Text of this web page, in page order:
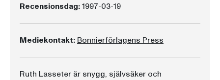
Recensionsdag:1997-03-19
Mediekontakt: Bonnierförlagens Press
Ruth Lasseter är snygg, självsäker och